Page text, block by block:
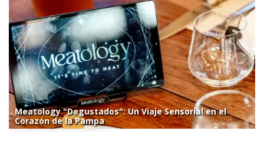
Meatology "Degustados": Un Viaje Sensorial en el
Corazón de la Pampa